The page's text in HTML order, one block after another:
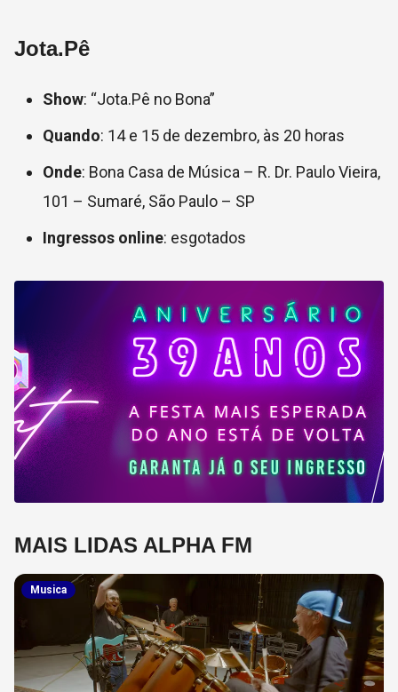
Jota.Pê
Show: “Jota.Pê no Bona”
Quando: 14 e 15 de dezembro, às 20 horas
Onde: Bona Casa de Música – R. Dr. Paulo Vieira,
101 – Sumaré, São Paulo – SP
Ingressos online: esgotados
MAIS LIDAS ALPHA FM
Musica